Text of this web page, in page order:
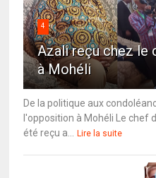
4
Azali reçu chez le
à Mohéli
De la politique aux
l'opposition à Mohéli Le chef
été reçu a...
Lire la suite